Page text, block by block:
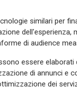
seguiteci sul
.
similari per
dell'esperienza,
di audience
essere
di annunci e
dei